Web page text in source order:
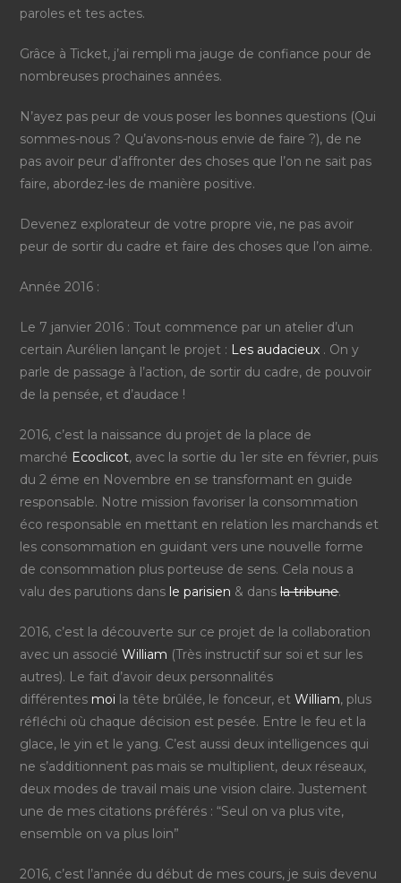
paroles et tes actes.
Grâce à Ticket, j’ai rempli ma jauge de confiance pour de
nombreuses prochaines années.
N’ayez pas peur de vous poser les bonnes questions (Qui
sommes-nous ? Qu’avons-nous envie de faire ?), de ne
pas avoir peur d’affronter des choses que l’on ne sait pas
faire, abordez-les de manière positive.
Devenez explorateur de votre propre vie, ne pas avoir
peur de sortir du cadre et faire des choses que l’on aime.
Année 2016 :
Le 7 janvier 2016 : Tout commence par un atelier d’un
certain Aurélien lançant le projet : Les audacieux . On y
parle de passage à l’action, de sortir du cadre, de pouvoir
de la pensée, et d’audace !
2016, c’est la naissance du projet de la place de
marché Ecoclicot, avec la sortie du 1er site en février, puis
du 2 éme en Novembre en se transformant en guide
responsable. Notre mission favoriser la consommation
éco responsable en mettant en relation les marchands et
les consommation en guidant vers une nouvelle forme
de consommation plus porteuse de sens. Cela nous a
valu des parutions dans le parisien & dansla tribune.
2016, c’est la découverte sur ce projet de la collaboration
avec un associéWilliam (Très instructif sur soi et sur les
autres). Le fait d’avoir deux personnalités
différentes moi la tête brûlée, le fonceur, etWilliam, plus
réfléchi où chaque décision est pesée. Entre le feu et la
glace, le yin et le yang. C’est aussi deux intelligences qui
ne s’additionnent pas mais se multiplient, deux réseaux,
deux modes de travail mais une vision claire. Justement
une de mes citations préférés : “Seul on va plus vite,
ensemble on va plus loin”
2016, c’est l’année du début de mes cours, je suis devenu